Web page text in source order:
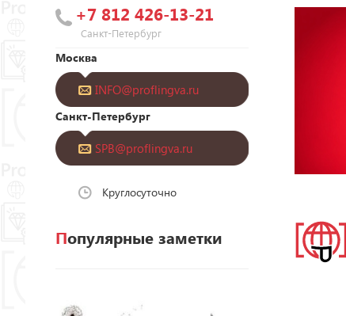
+7 812 426-13-21
Санкт-Петербург
Москва
INFO@proflingva.ru
Санкт-Петербург
SPB@proflingva.ru
Круглосуточно
Популярные заметки